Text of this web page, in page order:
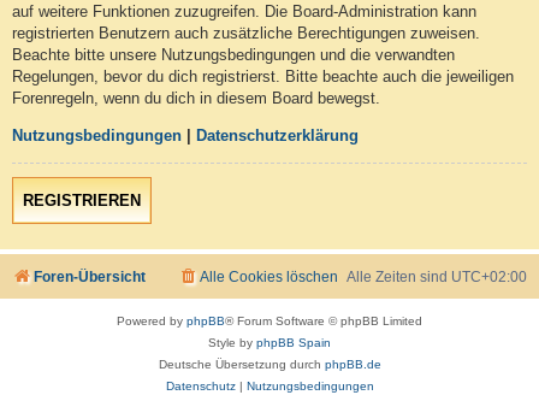
auf weitere Funktionen zuzugreifen. Die Board-Administration kann
registrierten Benutzern auch zusätzliche Berechtigungen zuweisen.
Beachte bitte unsere Nutzungsbedingungen und die verwandten
Regelungen, bevor du dich registrierst. Bitte beachte auch die jeweiligen
Forenregeln, wenn du dich in diesem Board bewegst.
Nutzungsbedingungen Datenschutzerklärung
REGISTRIEREN
Foren-Übersicht Alle Zeiten sind UTC+02:00
Alle Cookies löschen
Powered by phpBB® Forum Software © phpBB Limited
Style by phpBB Spain
Deutsche Übersetzung durch phpBB.de
Datenschutz| Nutzungsbedingungen